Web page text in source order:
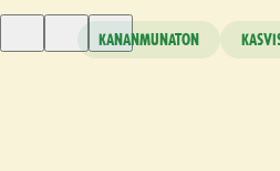
5Kananmunaton